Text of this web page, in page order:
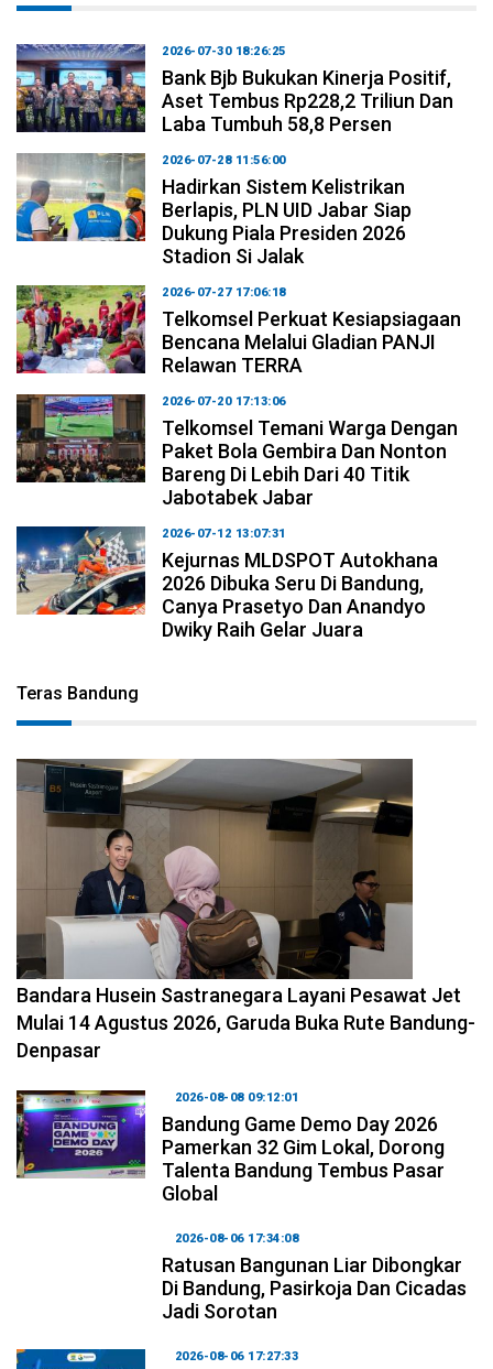
2026-07-30 18:26:25
Bank Bjb Bukukan Kinerja Positif,
Aset Tembus Rp228,2 Triliun Dan
Laba Tumbuh 58,8 Persen
2026-07-28 11:56:00
Hadirkan Sistem Kelistrikan
Berlapis, PLN UID Jabar Siap
Dukung Piala Presiden 2026
Stadion Si Jalak
2026-07-27 17:06:18
Telkomsel Perkuat Kesiapsiagaan
Bencana Melalui Gladian PANJI
Relawan TERRA
2026-07-20 17:13:06
Telkomsel Temani Warga Dengan
Paket Bola Gembira Dan Nonton
Bareng Di Lebih Dari 40 Titik
Jabotabek Jabar
2026-07-12 13:07:31
Kejurnas MLDSPOT Autokhana
2026 Dibuka Seru Di Bandung,
Canya Prasetyo Dan Anandyo
Dwiky Raih Gelar Juara
Teras Bandung
2026-08-08 11:12:29
Bandara Husein Sastranegara Layani Pesawat Jet
Mulai 14 Agustus 2026, Garuda Buka Rute Bandung-
Denpasar
2026-08-08 09:12:01
Bandung Game Demo Day 2026
Pamerkan 32 Gim Lokal, Dorong
Talenta Bandung Tembus Pasar
Global
2026-08-06 17:34:08
Ratusan Bangunan Liar Dibongkar
Di Bandung, Pasirkoja Dan Cicadas
Jadi Sorotan
2026-08-06 17:27:33